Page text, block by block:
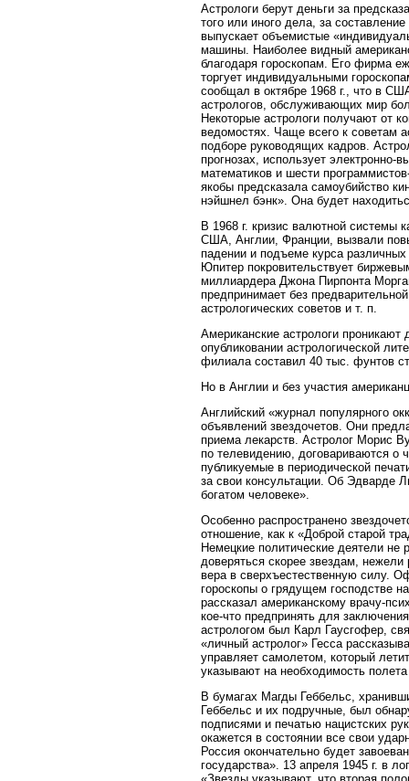
Астрологи берут деньги за
того или иного дела, за
выпускает объемистые
машины. Наиболее видный
благодаря гороскопам. Его фирма
торгует индивидуальными
сообщал в октябре 1968 г., что в
астрологов, обслуживающих мир
Некоторые астрологи получают от
ведомостях. Чаще всего к советам
подборе руководящих кадров.
прогнозах, использует
математиков и шести
якобы предсказала самоубийство
нэйшнел бэнк». Она будет
В 1968 г. кризис валютной системы
США, Англии, Франции, вызвали
падении и подъеме курса
Юпитер покровительствует
миллиардера Джона Пирпонта
предпринимает без
астрологических советов и т. п.
Американские астрологи
опубликовании астрологической
филиала составил 40 тыс. фунтов
Но в Англии и без участия
Английский «журнал популярного
объявлений звездочетов. Они
приема лекарств. Астролог Морис
по телевидению, договариваются о
публикуемые в периодической
за свои консультации. Об Эдварде
богатом человеке».
Особенно распространено
отношение, как к «Доброй старой
Немецкие политические деятели не
доверяться скорее звездам,
вера в сверхъестественную силу.
гороскопы о грядущем господстве
рассказал американскому врачу-
кое-что предпринять для
астрологом был Карл Гаусгофер,
«личный астролог» Гесса
управляет самолетом, который
указывают на необходимость
В бумагах Магды Геббельс,
Геббельс и их подручные, был
подписями и печатью нацистских
окажется в состоянии все свои
Россия окончательно будет
государства». 13 апреля 1945 г. в